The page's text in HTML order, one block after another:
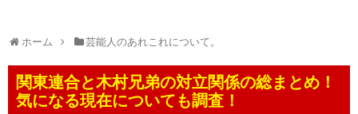
ホーム 芸能人のあれこれについて。
関東連合と木村兄弟の対立関係の総まとめ！
気になる現在についても調査！